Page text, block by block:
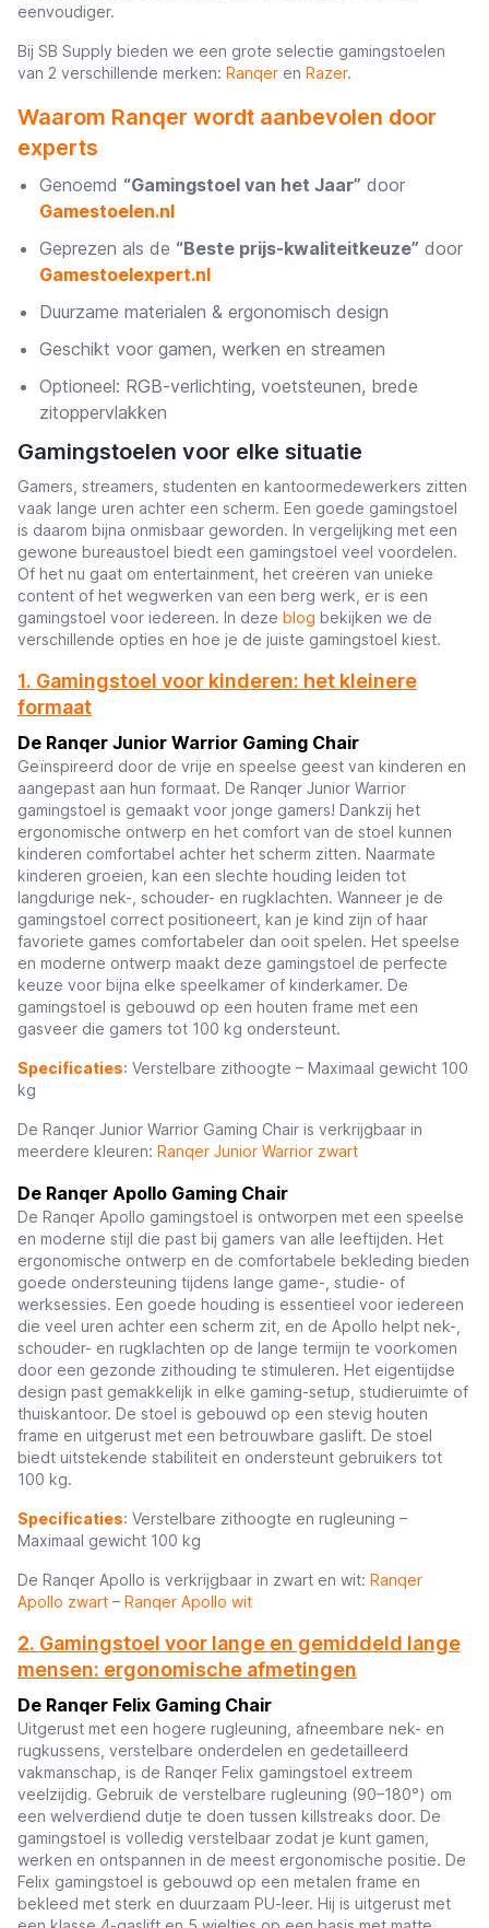
eenvoudiger.
Bij SB Supply bieden we een grote selectie gamingstoelen
van 2 verschillende merken: Ranqer en Razer.
Waarom Ranqer wordt aanbevolen door
experts
Genoemd “Gamingstoel van het Jaar” door
Gamestoelen.nl
Geprezen als de “Beste prijs-kwaliteitkeuze” door
Gamestoelexpert.nl
Duurzame materialen & ergonomisch design
Geschikt voor gamen, werken en streamen
Optioneel: RGB-verlichting, voetsteunen, brede
zitoppervlakken
Gamingstoelen voor elke situatie
Gamers, streamers, studenten en kantoormedewerkers zitten
vaak lange uren achter een scherm. Een goede gamingstoel
is daarom bijna onmisbaar geworden. In vergelijking met een
gewone bureaustoel biedt een gamingstoel veel voordelen.
Of het nu gaat om entertainment, het creëren van unieke
content of het wegwerken van een berg werk, er is een
gamingstoel voor iedereen. In deze blog bekijken we de
verschillende opties en hoe je de juiste gamingstoel kiest.
1. Gamingstoel voor kinderen: het kleinere
formaat
De Ranqer Junior Warrior Gaming Chair
Geïnspireerd door de vrije en speelse geest van kinderen en
aangepast aan hun formaat. De Ranqer Junior Warrior
gamingstoel is gemaakt voor jonge gamers! Dankzij het
ergonomische ontwerp en het comfort van de stoel kunnen
kinderen comfortabel achter het scherm zitten. Naarmate
kinderen groeien, kan een slechte houding leiden tot
langdurige nek-, schouder- en rugklachten. Wanneer je de
gamingstoel correct positioneert, kan je kind zijn of haar
favoriete games comfortabeler dan ooit spelen. Het speelse
en moderne ontwerp maakt deze gamingstoel de perfecte
keuze voor bijna elke speelkamer of kinderkamer. De
gamingstoel is gebouwd op een houten frame met een
gasveer die gamers tot 100 kg ondersteunt.
Specificaties: Verstelbare zithoogte – Maximaal gewicht 100
kg
De Ranqer Junior Warrior Gaming Chair is verkrijgbaar in
meerdere kleuren: Ranqer Junior Warrior zwart
De Ranqer Apollo Gaming Chair
De Ranqer Apollo gamingstoel is ontworpen met een speelse
en moderne stijl die past bij gamers van alle leeftijden. Het
ergonomische ontwerp en de comfortabele bekleding bieden
goede ondersteuning tijdens lange game-, studie- of
werksessies. Een goede houding is essentieel voor iedereen
die veel uren achter een scherm zit, en de Apollo helpt nek-,
schouder- en rugklachten op de lange termijn te voorkomen
door een gezonde zithouding te stimuleren. Het eigentijdse
design past gemakkelijk in elke gaming-setup, studieruimte of
thuiskantoor. De stoel is gebouwd op een stevig houten
frame en uitgerust met een betrouwbare gaslift. De stoel
biedt uitstekende stabiliteit en ondersteunt gebruikers tot
100 kg.
Specificaties: Verstelbare zithoogte en rugleuning –
Maximaal gewicht 100 kg
De Ranqer Apollo is verkrijgbaar in zwart en wit: Ranqer
Apollo zwart – Ranqer Apollo wit
2. Gamingstoel voor lange en gemiddeld lange
mensen: ergonomische afmetingen
De Ranqer Felix Gaming Chair
Uitgerust met een hogere rugleuning, afneembare nek- en
rugkussens, verstelbare onderdelen en gedetailleerd
vakmanschap, is de Ranqer Felix gamingstoel extreem
veelzijdig. Gebruik de verstelbare rugleuning (90–180°) om
een welverdiend dutje te doen tussen killstreaks door. De
gamingstoel is volledig verstelbaar zodat je kunt gamen,
werken en ontspannen in de meest ergonomische positie. De
Felix gamingstoel is gebouwd op een metalen frame en
bekleed met sterk en duurzaam PU-leer. Hij is uitgerust met